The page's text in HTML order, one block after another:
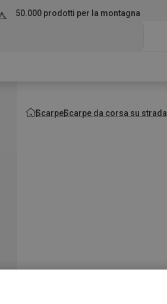
50.000 prodotti per la montagna
ScarpeScarpe da corsa su strada